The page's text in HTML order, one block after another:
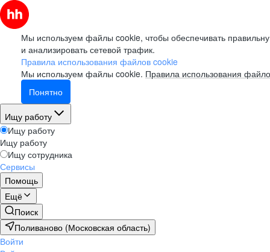
Мы используем файлы cookie, чтобы обеспечивать
и анализировать сетевой трафик.
Правила использования файлов cookie
Мы используем файлы cookie. Правила использования
Понятно
Ищу работу
Ищу работу
Ищу работу
Ищу сотрудника
Сервисы
Помощь
Ещё
Поиск
Поливаново (Московская область)
Войти